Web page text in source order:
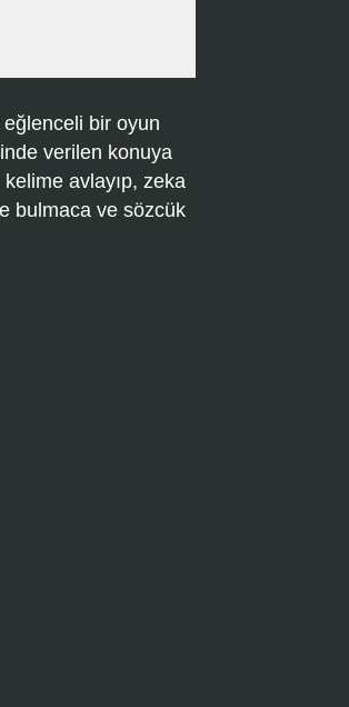
eğlenceli bir oyun
verilen konuya
avlayıp, zeka
bulmaca ve sözcük